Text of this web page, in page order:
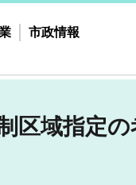
市政情報
区域指定